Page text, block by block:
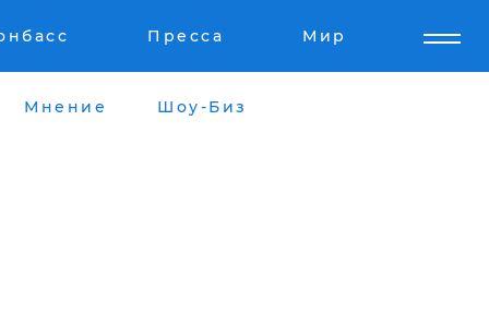
Пресса Мир
Мнение Шоу-Биз